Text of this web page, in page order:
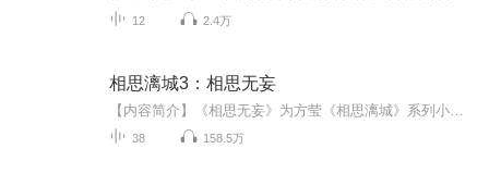
12 2.4万
相思漓城3：相思无妄
38 158.5万